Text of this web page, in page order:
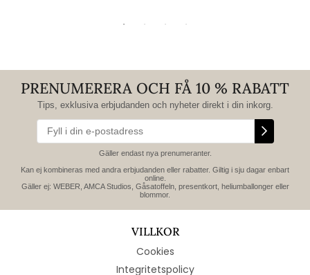
PRENUMERERA OCH FÅ 10 % RABATT
Tips, exklusiva erbjudanden och nyheter direkt i din inkorg.
Gäller endast nya prenumeranter.
Kan ej kombineras med andra erbjudanden eller rabatter. Giltig i sju dagar enbart
online.
Gäller ej: WEBER, AMCA Studios, Gåsatoffeln, presentkort, heliumballonger eller
blommor.
VILLKOR
Cookies
Integritetspolicy